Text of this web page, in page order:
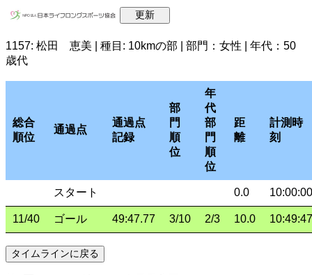
1157: 松田 恵美 | 種目: 10kmの部 | 部門：女性 | 年代：50
歳代
総合
順位
通過点
通過点
記録
部
門
順
位
年
代
部
門
順
位
距
離
計測時
刻
スタート 0.0 10:00:00
11/40 ゴール 49:47.77 3/10 2/3 10.0 10:49:47